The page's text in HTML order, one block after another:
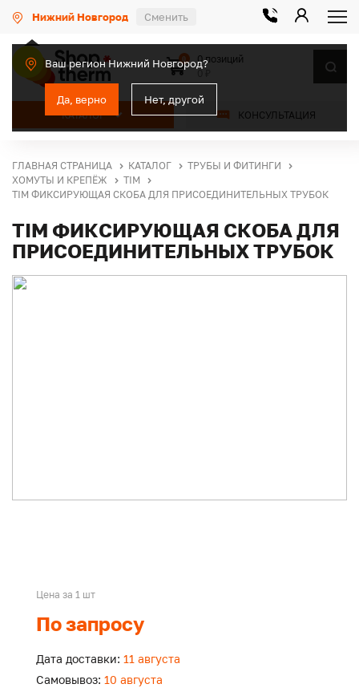
Нижний Новгород Сменить
Ваш регион Нижний Новгород?
Да, верно Нет, другой
КАТАЛОГ КОНСУЛЬТАЦИЯ
0
0 позиций
ГЛАВНАЯ СТРАНИЦА КАТАЛОГ
ТРУБЫ И ФИТИНГИ
ХОМУТЫ И КРЕПЁЖ
TIM
TIM ФИКСИРУЮЩАЯ СКОБА ДЛЯ ПРИСОЕДИНИТЕЛЬНЫХ ТРУБОК
TIM ФИКСИРУЮЩАЯ СКОБА ДЛЯ
ПРИСОЕДИНИТЕЛЬНЫХ ТРУБОК
Цена за 1 шт
По запросу
Дата доставки: 11 августа
Самовывоз: 10 августа